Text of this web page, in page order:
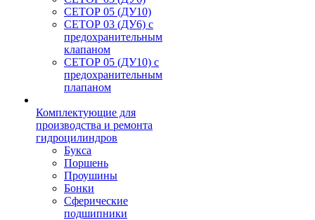
CЕТОР 05 (ДУ10)
CЕТОР 03 (ДУ6) с
предохранительным
клапаном
CЕТОР 05 (ДУ10) с
предохранительным
плапаном
Комплектующие для
производства и ремонта
гидроцилиндров
Букса
Поршень
Проушины
Бонки
Сферические
подшипники